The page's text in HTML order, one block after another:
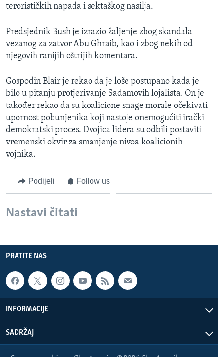
Jezici
terorističkih napada i sektaškog nasilja.
Predsjednik Bush je izrazio žaljenje zbog skandala
vezanog za zatvor Abu Ghraib, kao i zbog nekih od
njegovih ranijih oštrijih komentara.
Gospodin Blair je rekao da je loše postupano kada je
bilo u pitanju protjerivanje Sadamovih lojalista. On je
također rekao da su koalicione snage morale očekivati
upornost pobunjenika koji nastoje onemogućiti irački
demokratski proces. Dvojica lidera su odbili postaviti
vremenski okvir za smanjenje nivoa koalicionih
vojnika.
Podijeli Follow us
Nastavi čitati
PRATITE NAS
INFORMACIJE
SADRŽAJ